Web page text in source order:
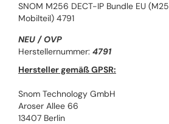
SNOM M256 DECT-IP Bundle EU
Mobilteil) 4791
NEU / OVP
Herstellernummer: 4791
Hersteller gemäß GPSR:
Snom Technology GmbH
Aroser Allee 66
13407 Berlin